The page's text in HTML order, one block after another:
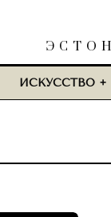
ИСКУССТВО